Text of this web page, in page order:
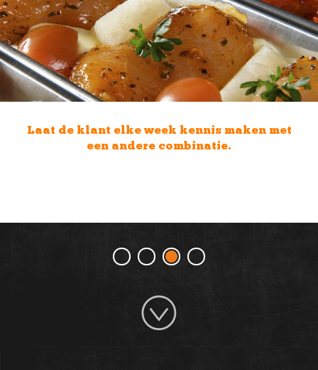
Vertel de klant hoe hij verschillende
producten kan combineren.